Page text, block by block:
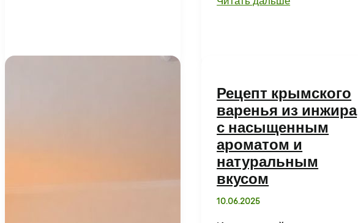
и
долговечность
Рецепт крымского
варенья из инжира
с насыщенным
ароматом и
натуральным
вкусом
10.06.2025